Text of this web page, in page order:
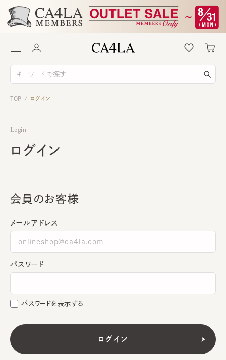
TOP / ログイン
Login
ログイン
会員のお客様
メールアドレス
パスワード
パスワードを表示する